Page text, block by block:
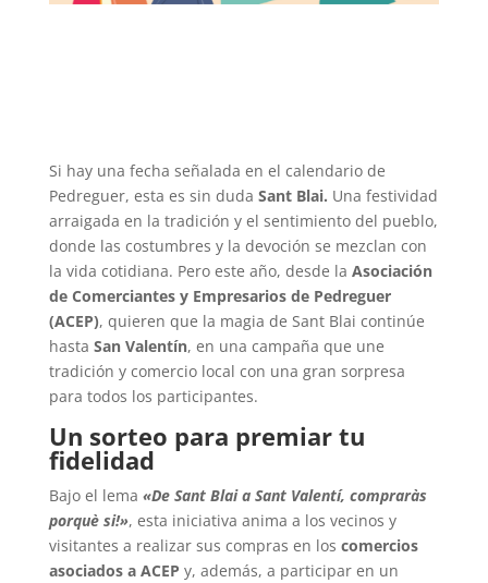
Si hay una fecha señalada en el calendario de
Pedreguer, esta es sin duda Sant Blai. Una festividad
arraigada en la tradición y el sentimiento del pueblo,
donde las costumbres y la devoción se mezclan con
la vida cotidiana. Pero este año, desde la Asociación
de Comerciantes y Empresarios de Pedreguer
(ACEP), quieren que la magia de Sant Blai continúe
hasta San Valentín, en una campaña que une
tradición y comercio local con una gran sorpresa
para todos los participantes.
Un sorteo para premiar tu
fidelidad
Bajo el lema «De Sant Blai a Sant Valentí, compraràs
porquè si!», esta iniciativa anima a los vecinos y
visitantes a realizar sus compras en los comercios
asociados a ACEP y, además, a participar en un